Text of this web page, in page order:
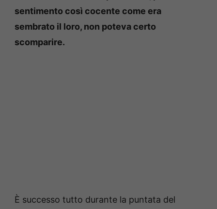
sentimento così cocente come era
sembrato il loro, non poteva certo
scomparire.
È successo tutto durante la puntata del